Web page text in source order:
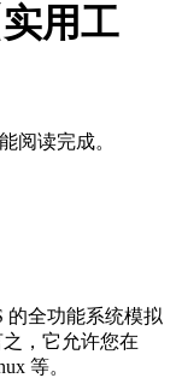
用工
阅读完成。
的全功能系统模拟
，它允许您在
等。